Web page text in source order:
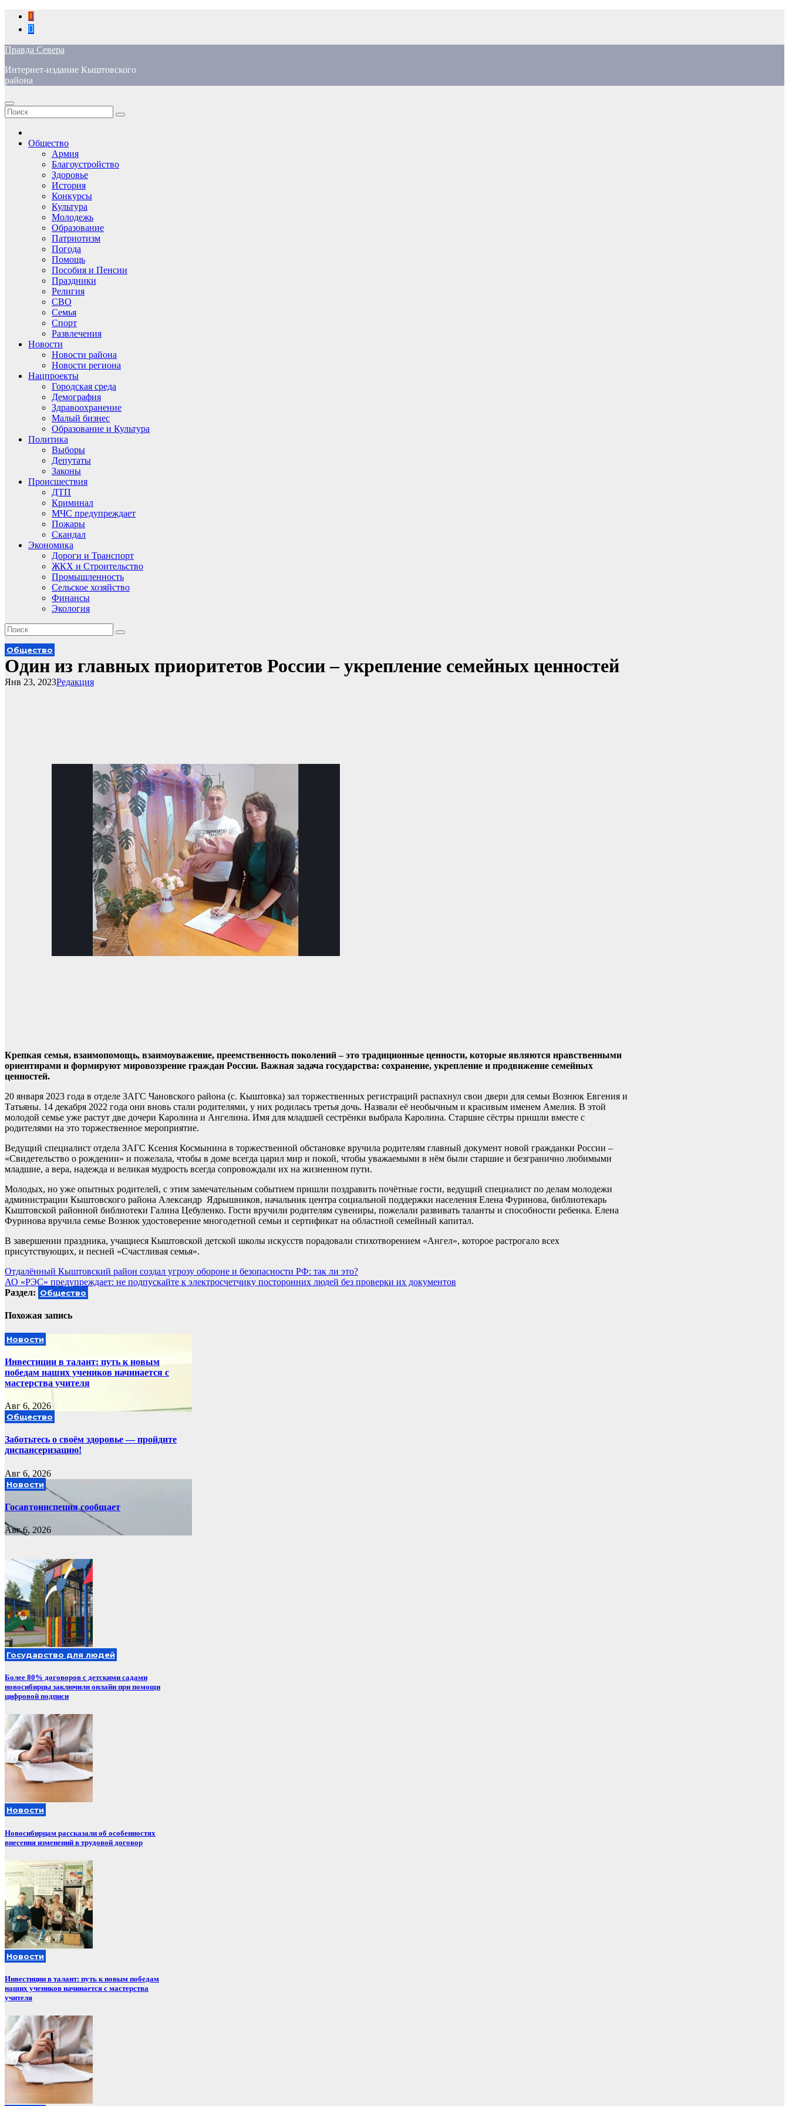
Перейти
содержимому
Правда Севера
Интернет-издание Кыштовского
района
Общество
Армия
Благоустройство
Здоровье
История
Конкурсы
Культура
Молодежь
Образование
Патриотизм
Погода
Помощь
Пособия и Пенсии
Праздники
Религия
СВО
Семья
Спорт
Развлечения
Новости
Новости района
Новости региона
Нацпроекты
Городская среда
Демография
Здравоохранение
Малый бизнес
Образование и Культура
Политика
Выборы
Депутаты
Законы
Происшествия
ДТП
Криминал
МЧС предупреждает
Пожары
Скандал
Экономика
Дороги и Транспорт
ЖКХ и Строительство
Промышленность
Сельское хозяйство
Финансы
Экология
Общество
Один из главных приоритетов России – укрепление семейных ценностей
Редакция
Янв 23, 2023
Крепкая семья, взаимопомощь, взаимоуважение, преемственность поколений – это традиционные ценности, которые являются нравственными
ориентирами и формируют мировоззрение граждан России. Важная задача государства: сохранение, укрепление и продвижение семейных
ценностей.
20 января 2023 года в отделе ЗАГС Чановского района (с. Кыштовка) зал торжественных регистраций распахнул свои двери для семьи Вознюк Евгения и
Татьяны. 14 декабря 2022 года они вновь стали родителями, у них родилась третья дочь. Назвали её необычным и красивым именем Амелия. В этой
молодой семье уже растут две дочери Каролина и Ангелина. Имя для младшей сестрёнки выбрала Каролина. Старшие сёстры пришли вместе с
родителями на это торжественное мероприятие.
Ведущий специалист отдела ЗАГС Ксения Космынина в торжественной обстановке вручила родителям главный документ новой гражданки России –
«Свидетельство о рождении» и пожелала, чтобы в доме всегда царил мир и покой, чтобы уважаемыми в нём были старшие и безгранично любимыми
младшие, а вера, надежда и великая мудрость всегда сопровождали их на жизненном пути.
Молодых, но уже опытных родителей, с этим замечательным событием пришли поздравить почётные гости, ведущий специалист по делам молодежи
администрации Кыштовского района Александр Ядрышников, начальник центра социальной поддержки населения Елена Фуринова, библиотекарь
Кыштовской районной библиотеки Галина Цебуленко. Гости вручили родителям сувениры, пожелали развивать таланты и способности ребенка. Елена
Фуринова вручила семье Вознюк удостоверение многодетной семьи и сертификат на областной семейный капитал.
В завершении праздника, учащиеся Кыштовской детской школы искусств порадовали стихотворением «Ангел», которое растрогало всех
присутствующих, и песней «Счастливая семья».
Навигация
по
Отдалённый Кыштовский район создал угрозу обороне и безопасности РФ: так ли это?
АО «РЭС» предупреждает: не подпускайте к электросчетчику посторонних людей без проверки их документов
Раздел: Общество
Похожая запись
Новости
Инвестиции в талант: путь к новым
победам наших учеников начинается с
мастерства учителя
Авг 6, 2026
Общество
Заботьтесь о своём здоровье — пройдите
диспансеризацию!
Авг 6, 2026
Новости
Госавтоинспеция сообщает
Авг 6, 2026
Государство для людей
Более 80% договоров с детскими садами
новосибирцы заключили онлайн при помощи
цифровой подписи
Новости
Новосибирцам рассказали об особенностях
внесения изменений в трудовой договор
Новости
Инвестиции в талант: путь к новым победам
наших учеников начинается с мастерства
учителя